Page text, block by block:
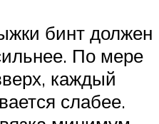
бинт должен
По мере
каждый
слабее.